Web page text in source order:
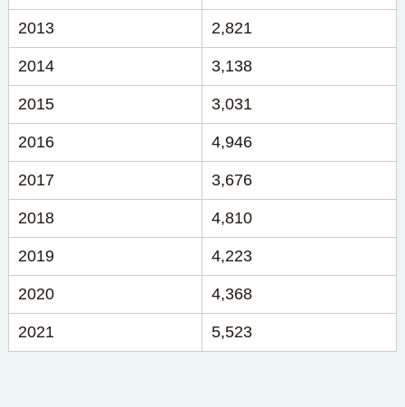
2013 2,821
2014 3,138
2015 3,031
2016 4,946
2017 3,676
2018 4,810
2019 4,223
2020 4,368
2021 5,523